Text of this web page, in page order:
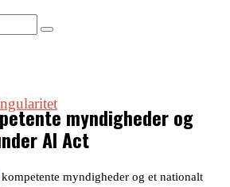
myndigheder og
AI Act
myndigheder og et nationalt